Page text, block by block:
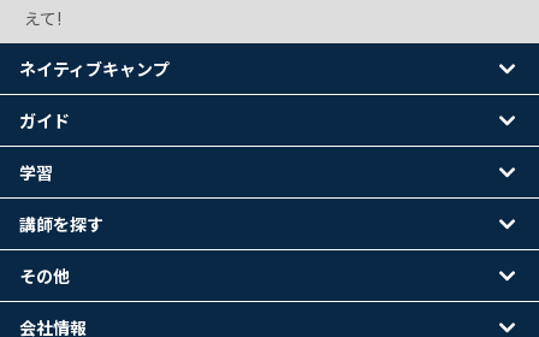
えて!
ネイティブキャンプ
ガイド
学習
講師を探す
その他
会社情報